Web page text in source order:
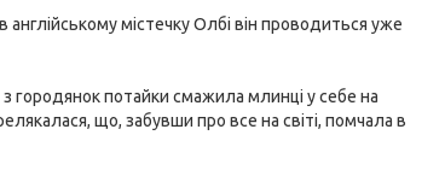
містечку Олбі він проводиться уже
городянок потайки смажила млинці у себе на
що, забувши про все на світі, помчала в